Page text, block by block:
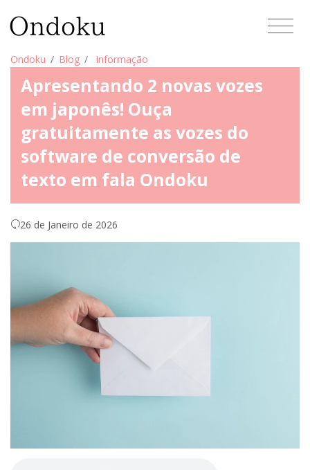
Ondoku Blog Informação
Apresentando 2 novas vozes
em japonês! Ouça
gratuitamente as vozes do
software de conversão de
texto em fala Ondoku
26 de Janeiro de 2026